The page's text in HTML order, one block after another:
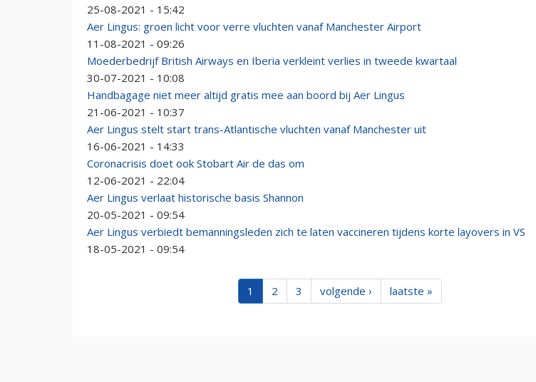
25-08-2021 - 15:42
Aer Lingus: groen licht voor verre vluchten vanaf Manchester Airport
11-08-2021 - 09:26
Moederbedrijf British Airways en Iberia verkleint verlies in tweede kwartaal
30-07-2021 - 10:08
Handbagage niet meer altijd gratis mee aan boord bij Aer Lingus
21-06-2021 - 10:37
Aer Lingus stelt start trans-Atlantische vluchten vanaf Manchester uit
16-06-2021 - 14:33
Coronacrisis doet ook Stobart Air de das om
12-06-2021 - 22:04
Aer Lingus verlaat historische basis Shannon
20-05-2021 - 09:54
Aer Lingus verbiedt bemanningsleden zich te laten vaccineren tijdens korte layovers in VS
18-05-2021 - 09:54
1 2 3 volgende › laatste »